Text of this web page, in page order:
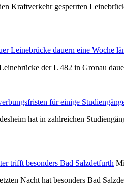
Kraftverkehr gesperrten
Leinebrücke dauern eine Woche
der L 482 in Gronau
für einige
hat in zahlreichen
trifft besonders Bad Salzdetfurth
Nacht hat besonders Bad